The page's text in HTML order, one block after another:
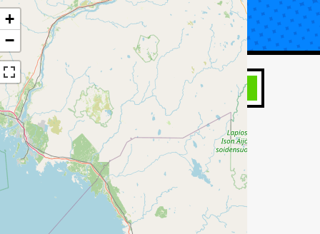
KORJAUS TIETOA KATSASTUKSESTA
+
−